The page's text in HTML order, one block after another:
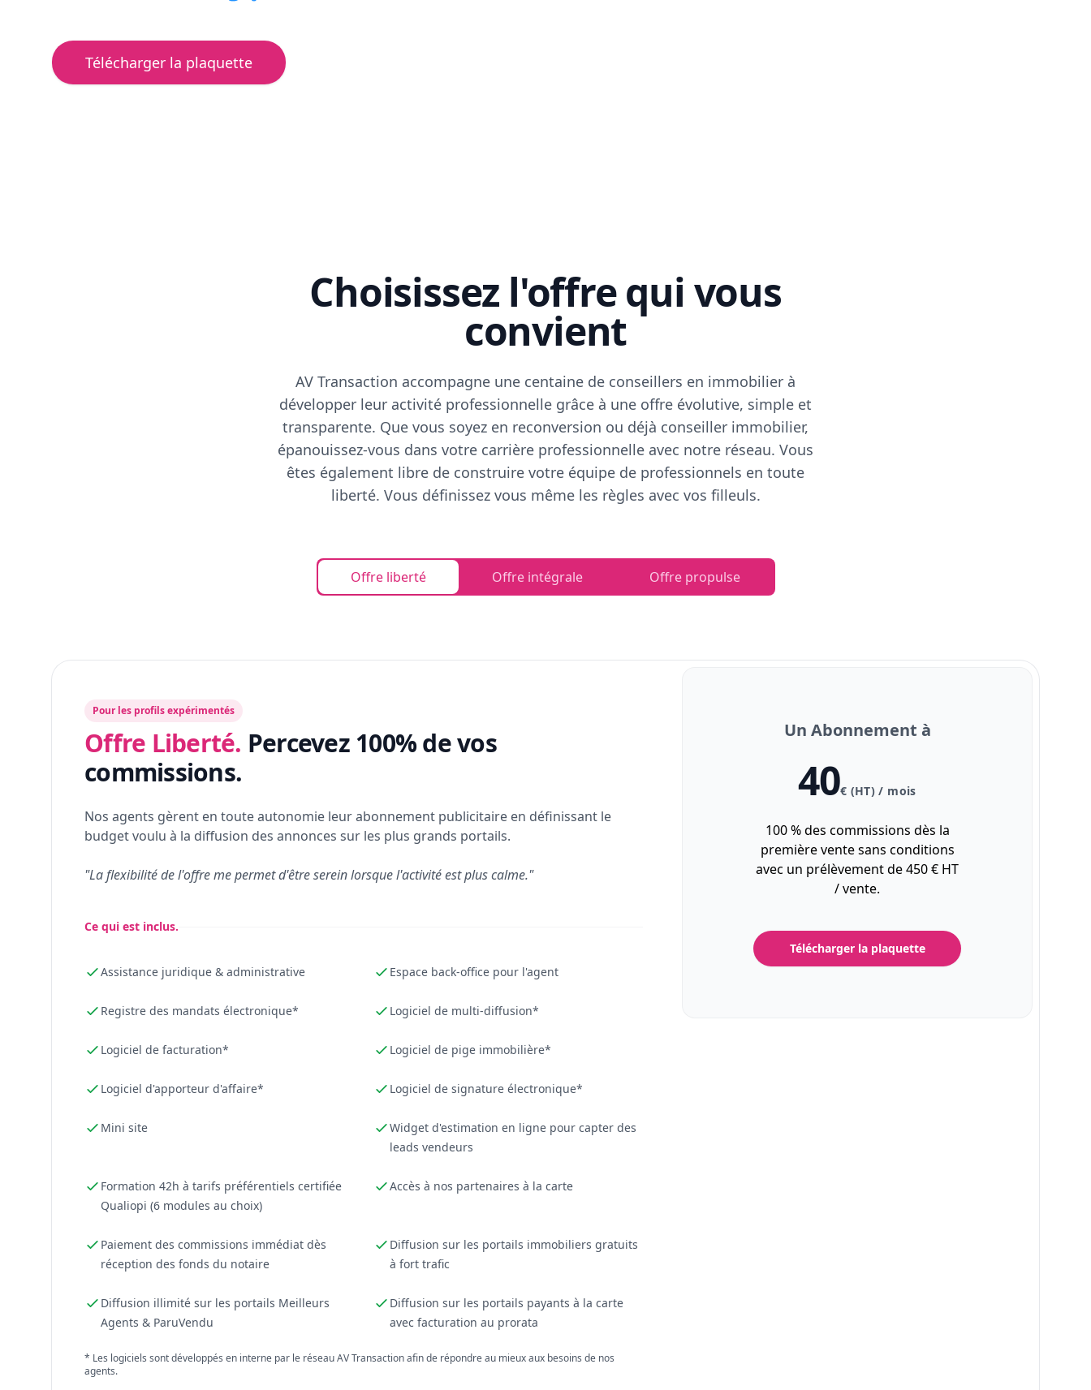
Télécharger la plaquette
Choisissez l'offre qui vous
convient
AV Transaction accompagne une centaine de conseillers en immobilier à
développer leur activité professionnelle grâce à une offre évolutive, simple et
transparente. Que vous soyez en reconversion ou déjà conseiller immobilier,
épanouissez-vous dans votre carrière professionnelle avec notre réseau. Vous
êtes également libre de construire votre équipe de professionnels en toute
liberté. Vous définissez vous même les règles avec vos filleuls.
Offre liberté Offre intégrale Offre propulse
Pour les profils expérimentés
Offre Liberté. Percevez 100% de vos
commissions.
Nos agents gèrent en toute autonomie leur abonnement publicitaire en définissant le
budget voulu à la diffusion des annonces sur les plus grands portails.
"La flexibilité de l'offre me permet d'être serein lorsque l'activité est plus calme."
Ce qui est inclus.
Assistance juridique & administrative Espace back-office pour l'agent
Registre des mandats électronique* Logiciel de multi-diffusion*
Logiciel de facturation* Logiciel de pige immobilière*
Logiciel d'apporteur d'affaire* Logiciel de signature électronique*
Mini site
Widget d'estimation en ligne pour capter des
leads vendeurs
Formation 42h à tarifs préférentiels certifiée
Qualiopi (6 modules au choix)
Accès à nos partenaires à la carte
Paiement des commissions immédiat dès
réception des fonds du notaire
Diffusion sur les portails immobiliers gratuits
à fort trafic
Diffusion illimité sur les portails Meilleurs
Agents & ParuVendu
Diffusion sur les portails payants à la carte
avec facturation au prorata
* Les logiciels sont développés en interne par le réseau AV Transaction afin de répondre au mieux aux besoins de nos
agents.
Un Abonnement à
40€ (HT) / mois
100 % des commissions dès la
première vente sans conditions
avec un prélèvement de 450 € HT
/ vente.
Télécharger la plaquette